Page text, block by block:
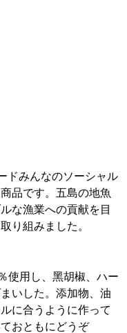
ドみんなのソーシャル
品です。五島の地魚
な漁業への貢献を目
り組みました。
使用し、黑胡椒、ハー
いした。添加物、油
に合うように作って
おともにどうぞ